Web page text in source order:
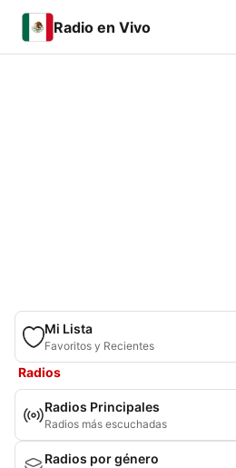
Radio en Vivo
Mi Lista
Favoritos y Recientes
Radios
Radios Principales
Radios más escuchadas
Radios por género